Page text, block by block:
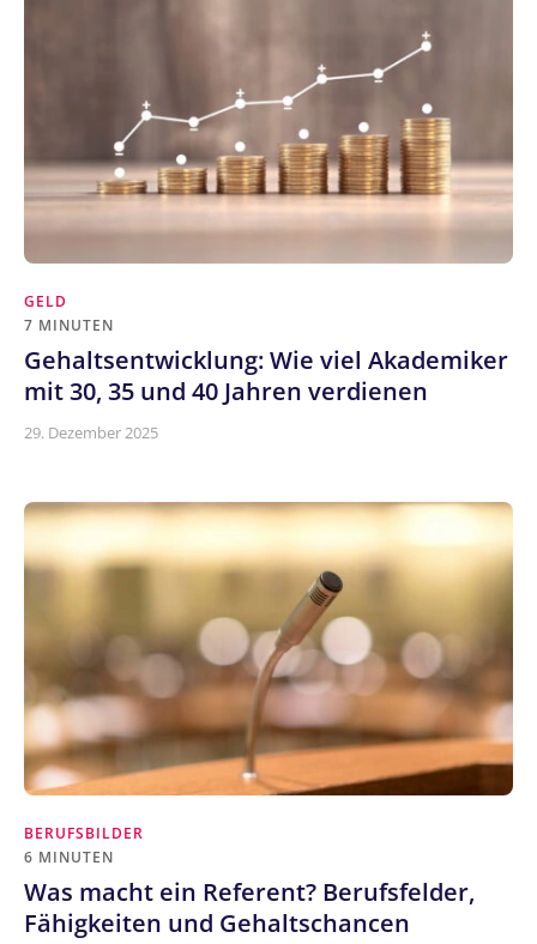
GELD
7 MINUTEN
Gehaltsentwicklung: Wie viel Akademiker
mit 30, 35 und 40 Jahren verdienen
29. Dezember 2025
BERUFSBILDER
6 MINUTEN
Was macht ein Referent? Berufsfelder,
Fähigkeiten und Gehaltschancen